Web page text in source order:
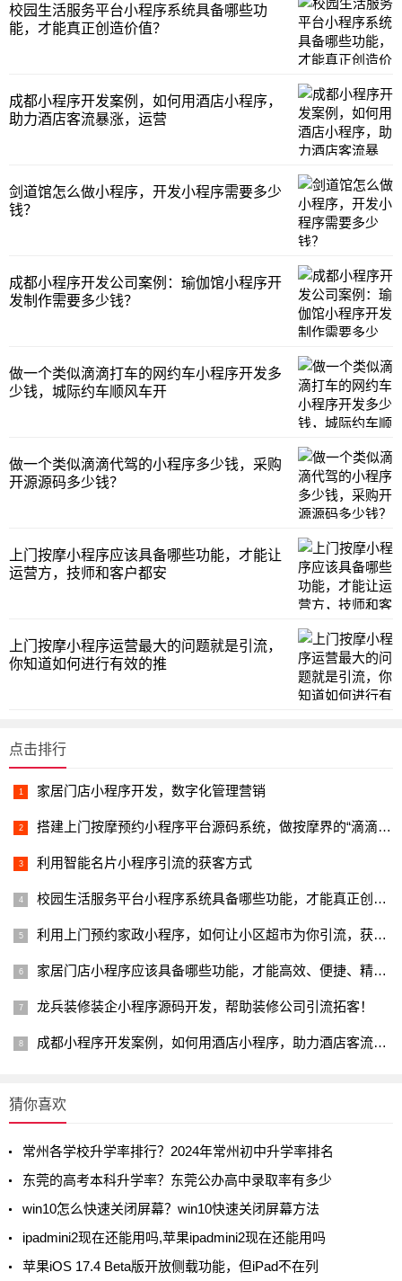
果你的剑道馆小程序，只需要展示机构形象
和基础功能，费用就很便宜。例如：剑道馆
校园生活服务平台小程序系统具备哪些功
能，才能真正创造价值？
成都小程序开发案例，如何用酒店小程序，
助力酒店客流暴涨，运营
剑道馆怎么做小程序，开发小程序需要多少
钱？
成都小程序开发公司案例：瑜伽馆小程序开
发制作需要多少钱？
做一个类似滴滴打车的网约车小程序开发多
少钱，城际约车顺风车开
做一个类似滴滴代驾的小程序多少钱，采购
开源源码多少钱？
上门按摩小程序应该具备哪些功能，才能让
运营方，技师和客户都安
上门按摩小程序运营最大的问题就是引流，
你知道如何进行有效的推
点击排行
家居门店小程序开发，数字化管理营销
搭建上门按摩预约小程序平台源码系统，做按摩界的“滴滴”，轻松
利用智能名片小程序引流的获客方式
校园生活服务平台小程序系统具备哪些功能，才能真正创造价值？
利用上门预约家政小程序，如何让小区超市为你引流，获得源源不断
家居门店小程序应该具备哪些功能，才能高效、便捷、精细化的管理
龙兵装修装企小程序源码开发，帮助装修公司引流拓客！
成都小程序开发案例，如何用酒店小程序，助力酒店客流暴涨，运营
猜你喜欢
常州各学校升学率排行？2024年常州初中升学率排名
东莞的高考本科升学率？东莞公办高中录取率有多少
win10怎么快速关闭屏幕？win10快速关闭屏幕方法
ipadmini2现在还能用吗,苹果ipadmini2现在还能用吗
苹果iOS 17.4 Beta版开放侧载功能，但iPad不在列